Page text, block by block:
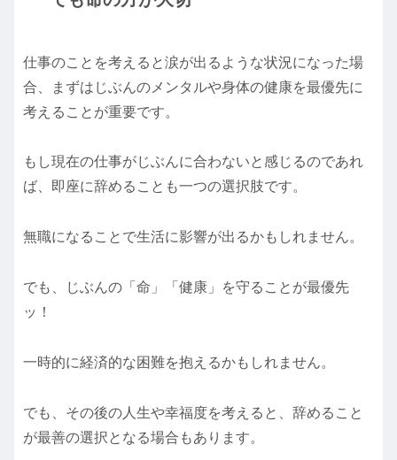
仕事のことを考えると涙が出るような状況になった場
合、まずはじぶんのメンタルや身体の健康を最優先に
考えることが重要です。
もし現在の仕事がじぶんに合わないと感じるのであれ
ば、即座に辞めることも一つの選択肢です。
無職になることで生活に影響が出るかもしれません。
でも、じぶんの「命」「健康」を守ることが最優先
ッ！
一時的に経済的な困難を抱えるかもしれません。
でも、その後の人生や幸福度を考えると、辞めること
が最善の選択となる場合もあります。